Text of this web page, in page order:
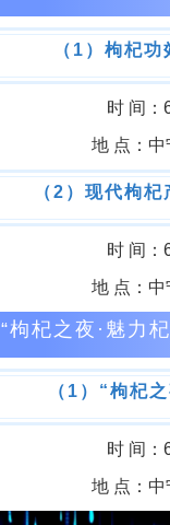
（1）枸杞
时 间：
地 点：
（2）现代枸
时 间：
地 点：
“枸杞之夜·魅力
（1）“枸杞
时 间：
地 点：